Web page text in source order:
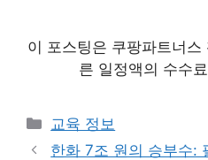
이 포스팅은 쿠팡파트너
른 일정액의 수수
카
테
교육 정보
한화 7조 원의 승부수: